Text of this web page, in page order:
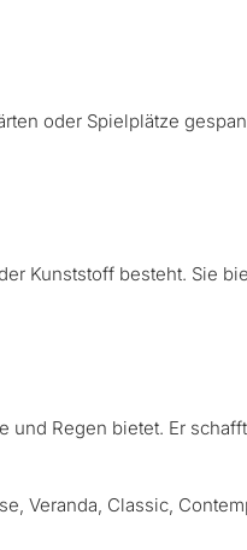
oder Spielplätze
Kunststoff besteht. Sie
und Regen bietet. Er
Veranda, Classic,